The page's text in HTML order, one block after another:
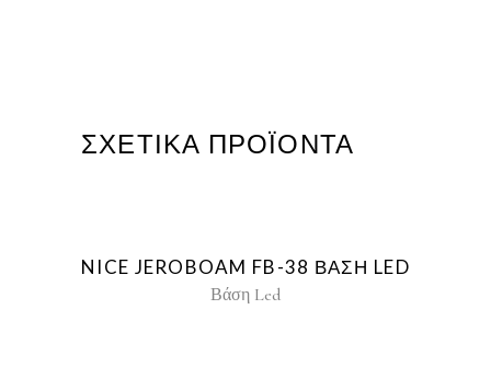
ΣΧΕΤΙΚΆ ΠΡΟΪΌΝΤΑ
NICE JEROBOAM FB-38 ΒΑΣΗ LED
Βάση Led